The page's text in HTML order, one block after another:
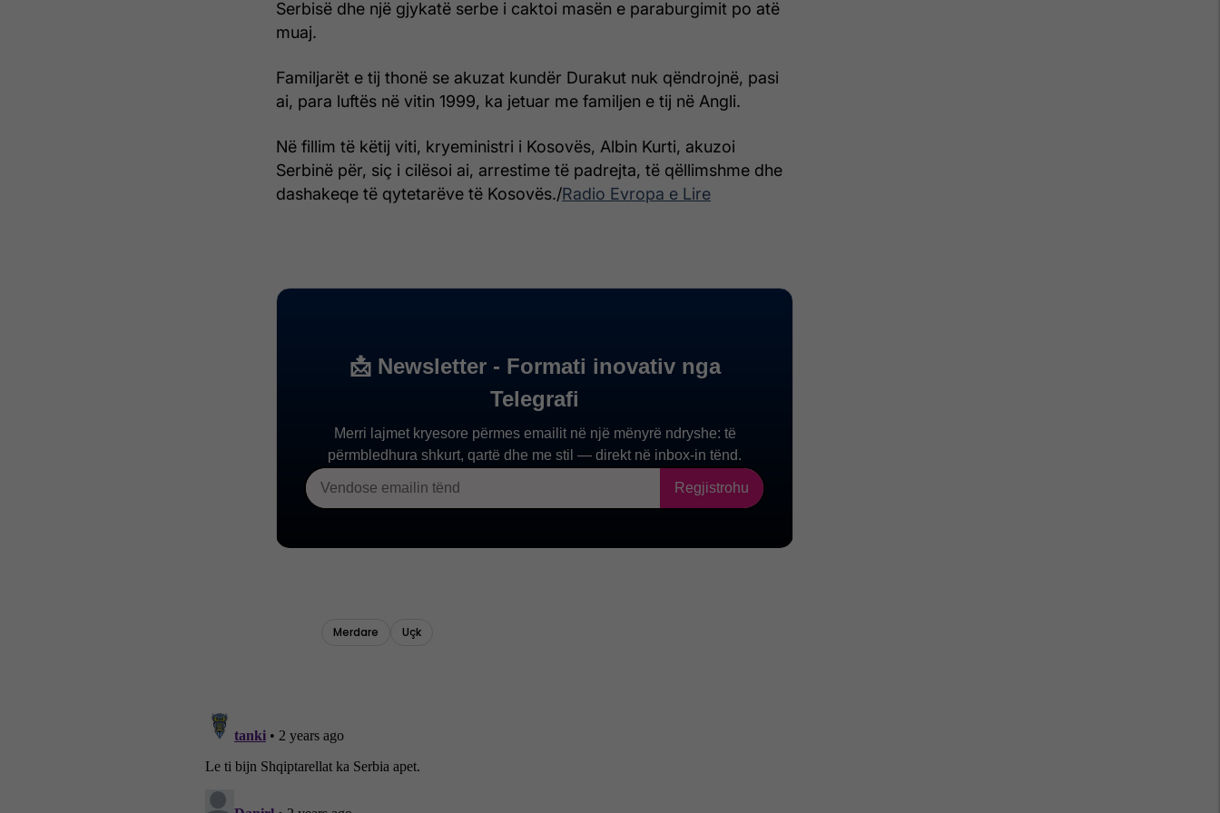
Serbisë dhe një gjykatë serbe i caktoi masën e paraburgimit po atë
muaj.
Familjarët e tij thonë se akuzat kundër Durakut nuk qëndrojnë, pasi
ai, para luftës në vitin 1999, ka jetuar me familjen e tij në Angli.
Në fillim të këtij viti, kryeministri i Kosovës, Albin Kurti, akuzoi
Serbinë për, siç i cilësoi ai, arrestime të padrejta, të qëllimshme dhe
dashakeqe të qytetarëve të Kosovës./Radio Evropa e Lire